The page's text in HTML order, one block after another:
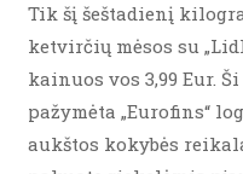
Tik šį šeštadienį
ketvirčių mėsos su
kainuos vos 3,99 Eur.
pažymėta „Eurofins“
aukštos kokybės